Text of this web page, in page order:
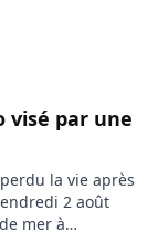
visé par une
la vie après
2 août
mer à
sources